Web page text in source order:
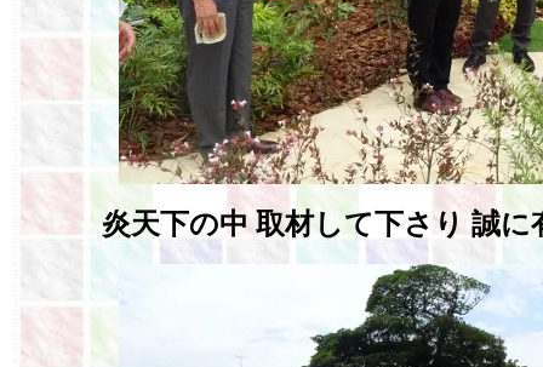
炎天下の中 取材して下さり 誠